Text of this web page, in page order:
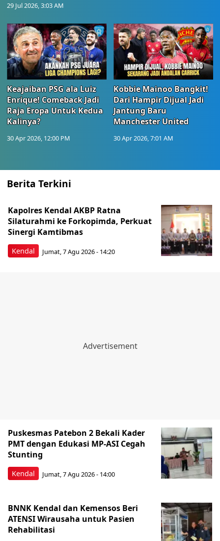
29 Jul 2026, 3:03 AM
Keajaiban PSG ala Luiz
Enrique! Comeback Jadi
Raja Eropa Untuk Kedua
Kalinya?
30 Apr 2026, 12:00 PM
Kobbie Mainoo Bangkit!
Dari Hampir Dijual Jadi
Jantung Baru
Manchester United
30 Apr 2026, 7:01 AM
Berita Terkini
Kendal
Kapolres Kendal AKBP Ratna
Silaturahmi ke Forkopimda, Perkuat
Sinergi Kamtibmas
Jumat, 7 Agu 2026 - 14:20
Kendal
Puskesmas Patebon 2 Bekali Kader
PMT dengan Edukasi MP-ASI Cegah
Stunting
Jumat, 7 Agu 2026 - 14:00
BNNK Kendal dan Kemensos Beri
ATENSI Wirausaha untuk Pasien
Rehabilitasi